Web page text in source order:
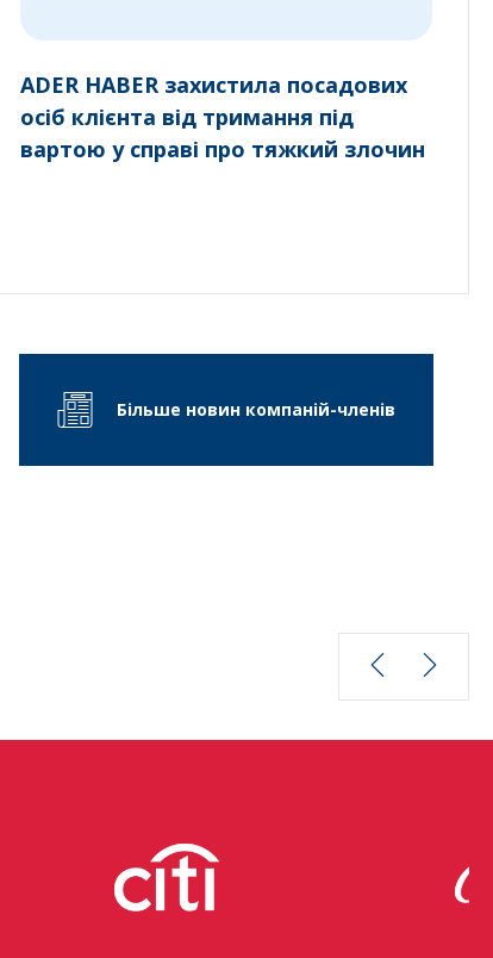
ADER HABER захистила посадових
осіб клієнта від тримання під
вартою у справі про тяжкий злочин
Більше новин компаній-членів